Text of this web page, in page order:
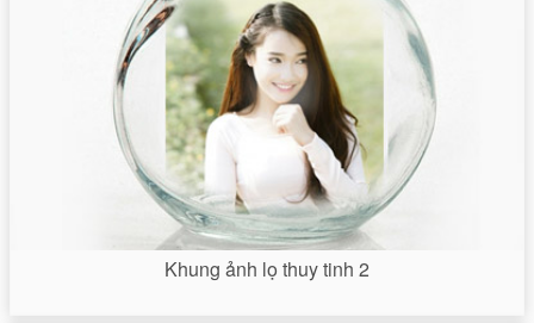
Khung ảnh lọ thuy tinh 2